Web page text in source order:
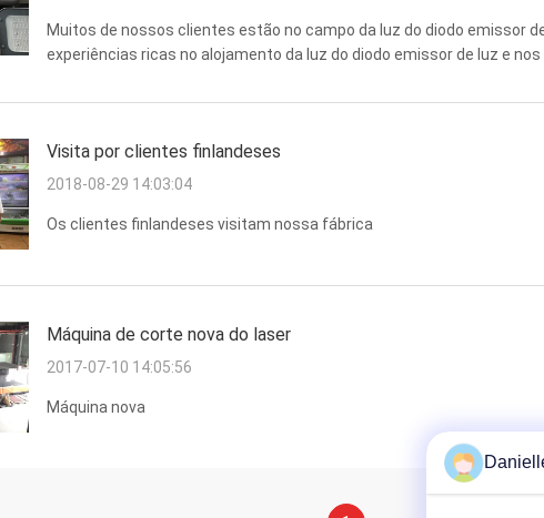
Muitos de nossos clientes estão no campo da luz do diodo emissor
experiências ricas no alojamento da luz do diodo emissor de luz e
próprios ...
Visita por clientes finlandeses
2018-08-29 14:03:04
Os clientes finlandeses visitam nossa fábrica
Máquina de corte nova do laser
2017-07-10 14:05:56
Máquina nova